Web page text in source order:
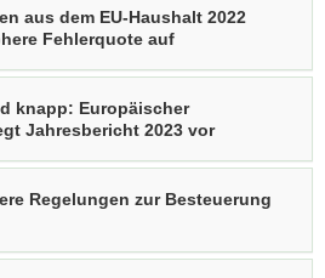
aus dem EU-Haushalt 2022
Fehlerquote auf
knapp: Europäischer
Jahresbericht 2023 vor
Regelungen zur Besteuerung